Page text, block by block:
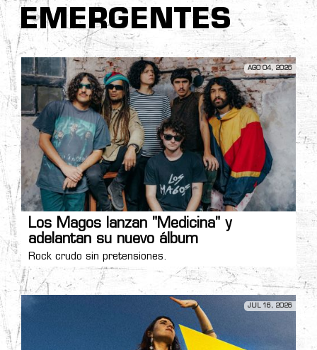
EMERGENTES
AGO 04, 2026
Los Magos lanzan "Medicina" y
adelantan su nuevo álbum
Rock crudo sin pretensiones.
JUL 16, 2026